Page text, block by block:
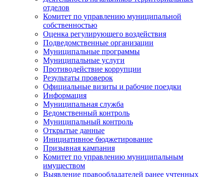
отделов
Комитет по управлению муниципальной
собственностью
Оценка регулирующего воздействия
Подведомственные организации
Муниципальные программы
Муниципальные услуги
Противодействие коррупции
Результаты проверок
Официальные визиты и рабочие поездки
Информация
Муниципальная служба
Ведомственный контроль
Муниципальный контроль
Открытые данные
Инициативное бюджетирование
Призывная кампания
Комитет по управлению муниципальным
имуществом
Выявление правообладателей ранее учтенных